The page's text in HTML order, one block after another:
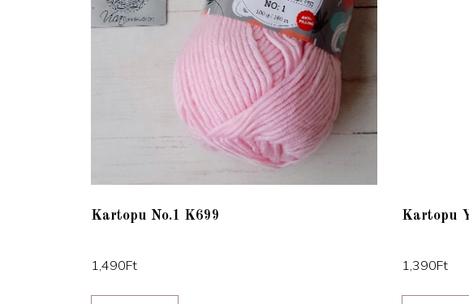
Kartopu No.1 K699
1,490Ft
Kartopu
1,390Ft